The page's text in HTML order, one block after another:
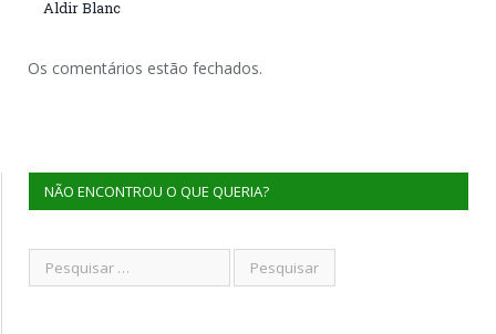
Aldir Blanc
Os comentários estão fechados.
NÃO ENCONTROU O QUE QUERIA?